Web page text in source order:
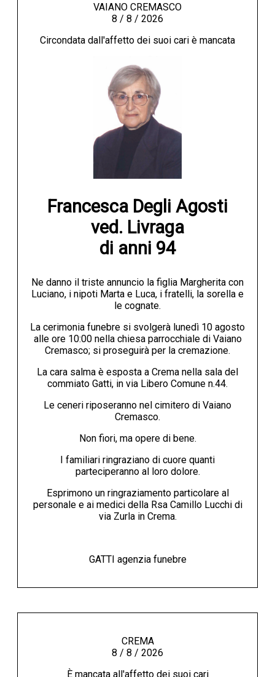
VAIANO CREMASCO
8 / 8 / 2026
Circondata dall'affetto dei suoi cari è mancata
Francesca Degli Agosti
ved. Livraga
di anni 94
Ne danno il triste annuncio la figlia Margherita con
Luciano, i nipoti Marta e Luca, i fratelli, la sorella e
le cognate.
La cerimonia funebre si svolgerà lunedì 10 agosto
alle ore 10:00 nella chiesa parrocchiale di Vaiano
Cremasco; si proseguirà per la cremazione.
La cara salma è esposta a Crema nella sala del
commiato Gatti, in via Libero Comune n.44.
Le ceneri riposeranno nel cimitero di Vaiano
Cremasco.
Non fiori, ma opere di bene.
I familiari ringraziano di cuore quanti
parteciperanno al loro dolore.
Esprimono un ringraziamento particolare al
personale e ai medici della Rsa Camillo Lucchi di
via Zurla in Crema.
GATTI agenzia funebre
CREMA
8 / 8 / 2026
È mancata all'affetto dei suoi cari